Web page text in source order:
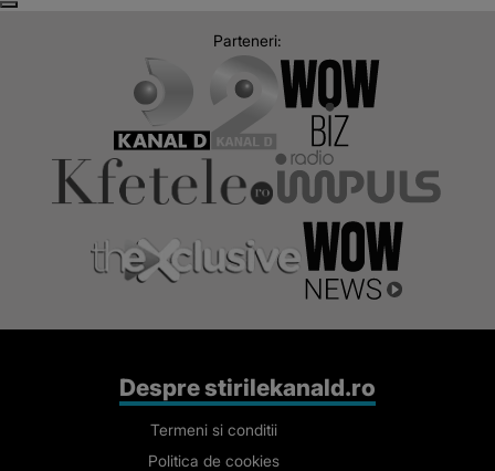
Parteneri:
Despre stirilekanald.ro
Termeni si conditii
Politica de cookies